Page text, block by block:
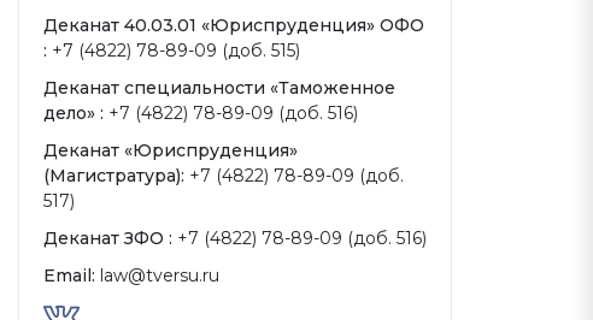
Деканат 40.03.01 «Юриспруденция» ОФО
: +7 (4822) 78-89-09 (доб. 515)
Деканат специальности «Таможенное
дело» : +7 (4822) 78-89-09 (доб. 516)
Деканат «Юриспруденция»
(Магистратура): +7 (4822) 78-89-09 (доб.
517)
Деканат ЗФО : +7 (4822) 78-89-09 (доб. 516)
Email: law@tversu.ru